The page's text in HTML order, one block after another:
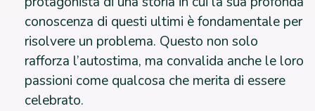
conoscenza di questi ultimi è fondamentale per
risolvere un problema. Questo non solo
rafforza l’autostima, ma convalida anche le loro
passioni come qualcosa che merita di essere
celebrato.